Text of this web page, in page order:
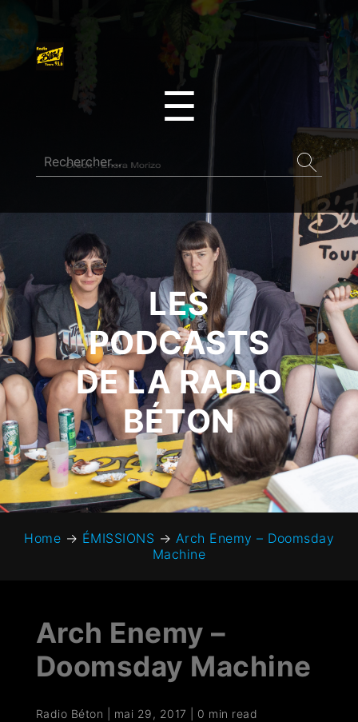
☰
LES
PODCASTS
DE LA RADIO
BÉTON
Home → ÉMISSIONS → Arch Enemy – Doomsday
Machine
Arch Enemy –
Doomsday Machine
Radio Béton mai 29, 2017 0 min read